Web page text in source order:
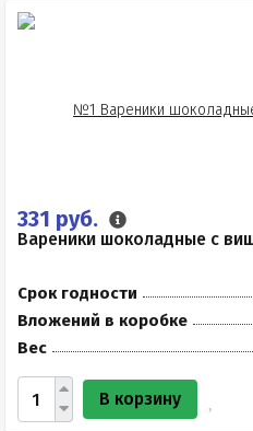
331 руб.
Вареники шоколадные с
Срок годности
Вложений в коробке
Вес
В корзину